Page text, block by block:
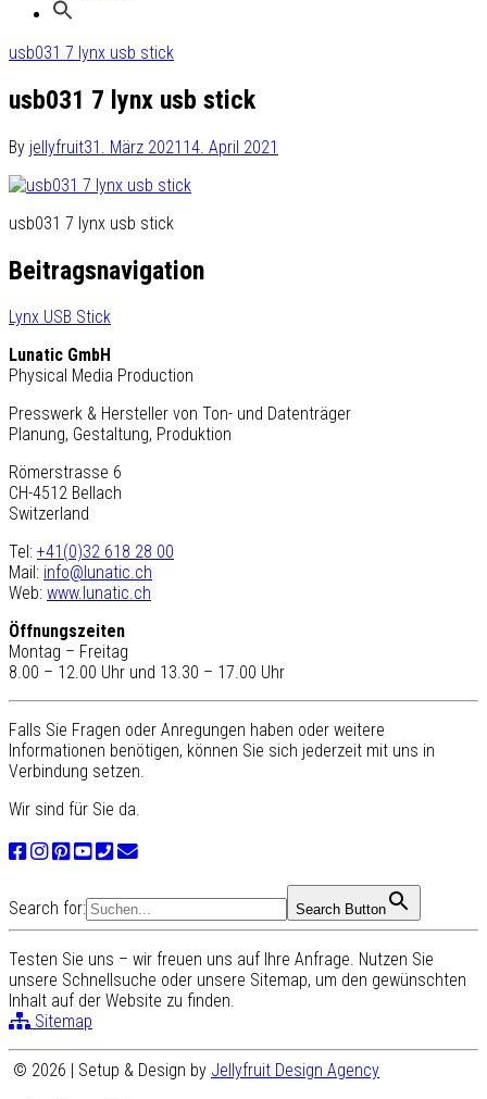
usb031 7 lynx usb stick
usb031 7 lynx usb stick
By jellyfruit31. März 2021 14. April 2021
usb031 7 lynx usb stick
Beitragsnavigation
Lynx USB Stick
Lunatic GmbH
Physical Media Production
Presswerk & Hersteller von Ton- und Datenträger
Planung, Gestaltung, Produktion
Römerstrasse 6
CH-4512 Bellach
Switzerland
Tel: +41(0)32 618 28 00
Mail: info@lunatic.ch
Web: www.lunatic.ch
Öffnungszeiten
Montag – Freitag
8.00 – 12.00 Uhr und 13.30 – 17.00 Uhr
Falls Sie Fragen oder Anregungen haben oder weitere
Informationen benötigen, können Sie sich jederzeit mit uns in
Verbindung setzen.
Wir sind für Sie da.
Search for: Search Button
Testen Sie uns – wir freuen uns auf Ihre Anfrage. Nutzen Sie
unsere Schnellsuche oder unsere Sitemap, um den gewünschten
Inhalt auf der Website zu finden.
Sitemap
© 2026 | Setup & Design by Jellyfruit Design Agency